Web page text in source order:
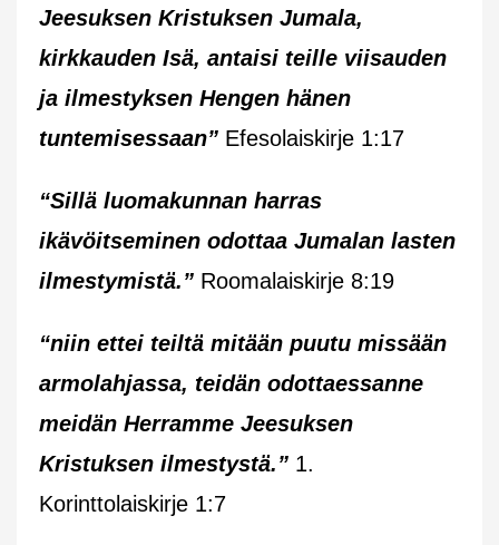
Jeesuksen Kristuksen Jumala,
kirkkauden Isä, antaisi teille viisauden
ja ilmestyksen Hengen hänen
tuntemisessaan” Efesolaiskirje 1:17
“Sillä luomakunnan harras
ikävöitseminen odottaa Jumalan lasten
ilmestymistä.” Roomalaiskirje 8:19
“niin ettei teiltä mitään puutu missään
armolahjassa, teidän odottaessanne
meidän Herramme Jeesuksen
Kristuksen ilmestystä.” 1.
Korinttolaiskirje 1:7